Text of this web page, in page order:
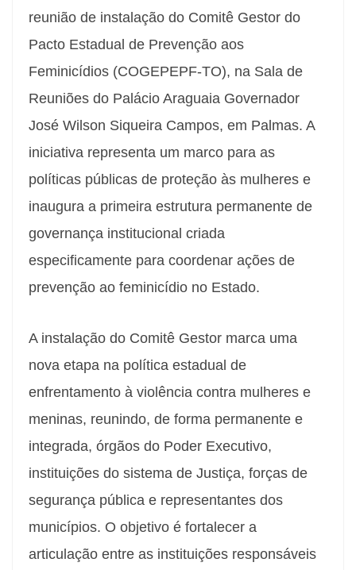
reunião de instalação do Comitê Gestor do
Pacto Estadual de Prevenção aos
Feminicídios (COGEPEPF-TO), na Sala de
Reuniões do Palácio Araguaia Governador
José Wilson Siqueira Campos, em Palmas. A
iniciativa representa um marco para as
políticas públicas de proteção às mulheres e
inaugura a primeira estrutura permanente de
governança institucional criada
especificamente para coordenar ações de
prevenção ao feminicídio no Estado.
A instalação do Comitê Gestor marca uma
nova etapa na política estadual de
enfrentamento à violência contra mulheres e
meninas, reunindo, de forma permanente e
integrada, órgãos do Poder Executivo,
instituições do sistema de Justiça, forças de
segurança pública e representantes dos
municípios. O objetivo é fortalecer a
articulação entre as instituições responsáveis